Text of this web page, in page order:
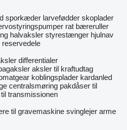
sporkæder larvefødder skoplader
rat bæreruller
halvaksler styrestænger hjulnav
reservedele
differentialer
aksler til kraftudtag
koblingsplader kardanled
centralsmøring pakdåser til
transmissionen
til gravemaskine svinglejer arme